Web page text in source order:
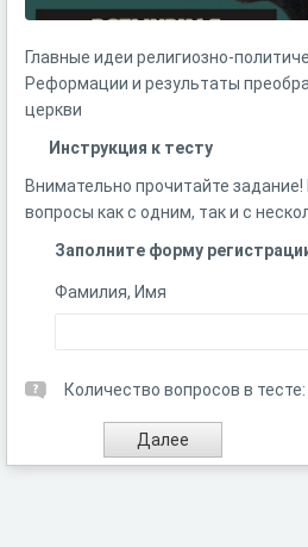
Главные идеи религиозно-
Реформации и результаты
церкви
Инструкция к тесту
Внимательно прочитайте
вопросы как с одним, так и с
Заполните форму
Фамилия, Имя
Количество вопросов в тесте: